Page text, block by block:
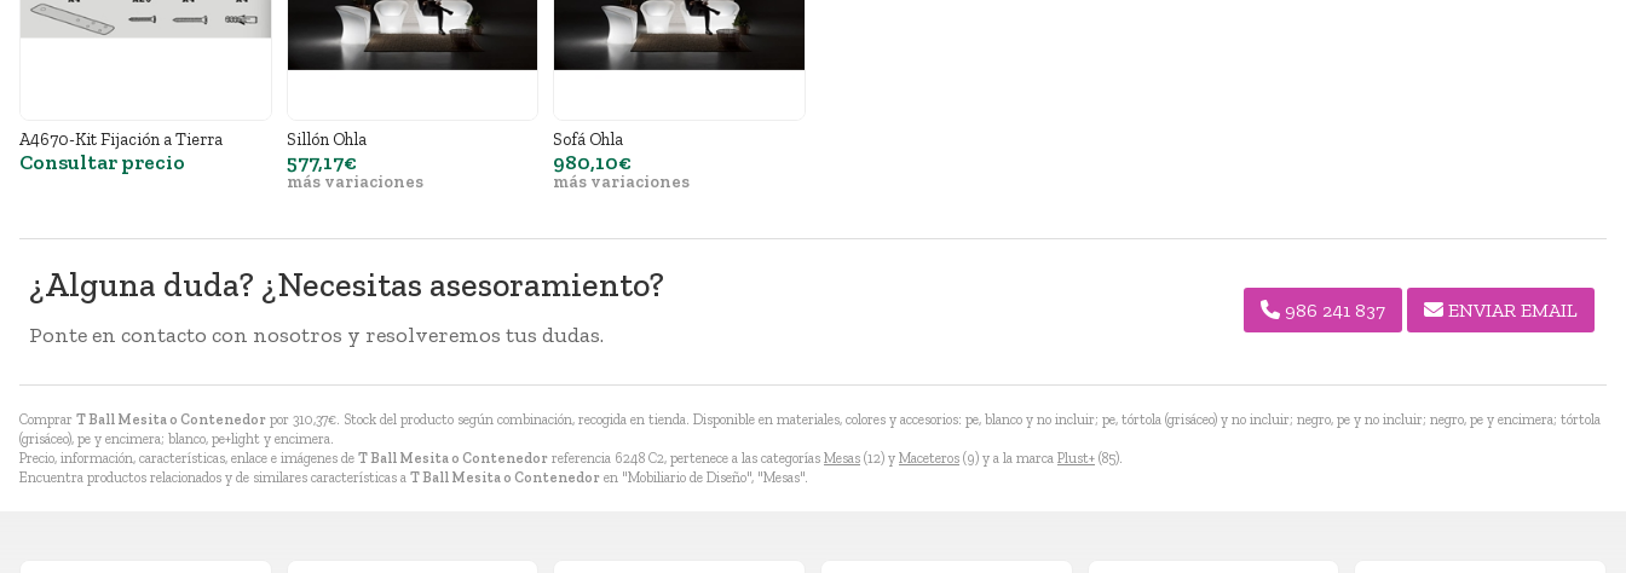
Comprar T Ball Mesita o Contenedor por 310,37€. Stock del producto según combinación, recogida en tienda. Disponible en materiales, colores y accesorios: pe, blanco y no incluir; pe, tórtola (grisáceo) y no incluir; negro, pe y no incluir; negro, pe y encimera; tórtola
(grisáceo), pe y encimera; blanco, pe+light y encimera.
Precio, información, características, enlace e imágenes de T Ball Mesita o Contenedor referencia 6248 C2, pertenece a las categorías Mesas (12) y Maceteros (9) y a la marca Plust+ (85).
Encuentra productos relacionados y de similares características a T Ball Mesita o Contenedor en "Mobiliario de Diseño", "Mesas".
A4670-Kit Fijación a Tierra
Consultar precio
Sillón Ohla
577,17€
más variaciones
Sofá Ohla
980,10€
más variaciones
¿Alguna duda? ¿Necesitas asesoramiento?
Ponte en contacto con nosotros y resolveremos tus dudas.
986 241 837 ENVIAR EMAIL